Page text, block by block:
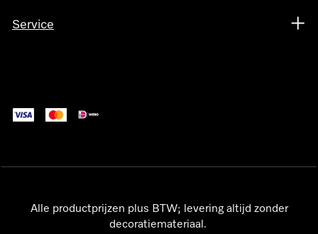
Service
Alle productprijzen plus BTW; levering altijd zonder
decoratiemateriaal.